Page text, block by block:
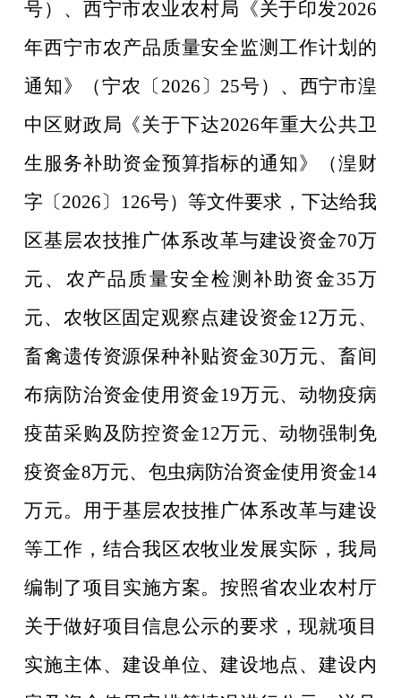
号） 、 西宁市农业农村局 《关于印发2026
年西宁市农产品质量安全监测工作计划的
通知》（宁农 〔 2026 〕 25号） 、 西宁市湟
中区财政局 《关于下达2026年重大公共卫
生服务补助资金预算指标的通知》 （湟财
字〔2026〕 126号） 等文件要求 ，下达给我
区基层农技推广体系改革与建设资金70万
元、农产品质量安全检测补助资金35万
元、农牧区固定观察点建设资金12万元、
畜禽遗传资源保种补贴资金30万元、畜间
布病防治资金使用资金19万元、动物疫病
疫苗采购及防控资金12万元、动物强制免
疫资金8万元、 包虫病防治资金使用 资金14
万元。用于基层农技推广体系改革与建设
等工作，结合我区农牧业发展实际，我局
编制了项目实施方案。按照省农业农村厅
关于做好项目信息公示的要求，现就项目
实施主体、建设单位、建设地点、建设内